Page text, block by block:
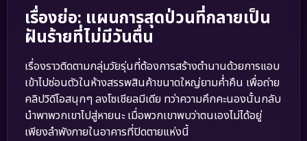
เรื่องย่อ: แผนการสุดป่วนที่กลายเป็น
ฝันร้ายที่ไม่มีวันตื่น
เรื่องราวติดตามกลุ่มวัยรุ่นที่ต้องการสร้างตำนานด้วยการแอบ
เข้าไปซ่อนตัวในห้างสรรพสินค้าขนาดใหญ่ยามค่ำคืน เพื่อถ่าย
คลิปวิดีโอสนุกๆ ลงโซเชียลมีเดีย ทว่าความคึกคะนองนั้นกลับ
นำพาพวกเขาไปสู่หายนะ เมื่อพวกเขาพบว่าตนเองไม่ได้อยู่
เพียงลำพังภายในอาคารที่ปิดตายแห่งนี้